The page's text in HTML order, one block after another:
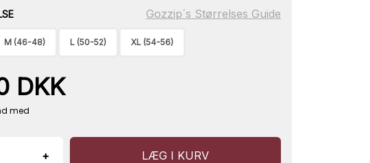
Gozzip´s Størrelses Guide
M (46-48) L (50-52) XL (54-56)
DKK
+ LÆG I KURV